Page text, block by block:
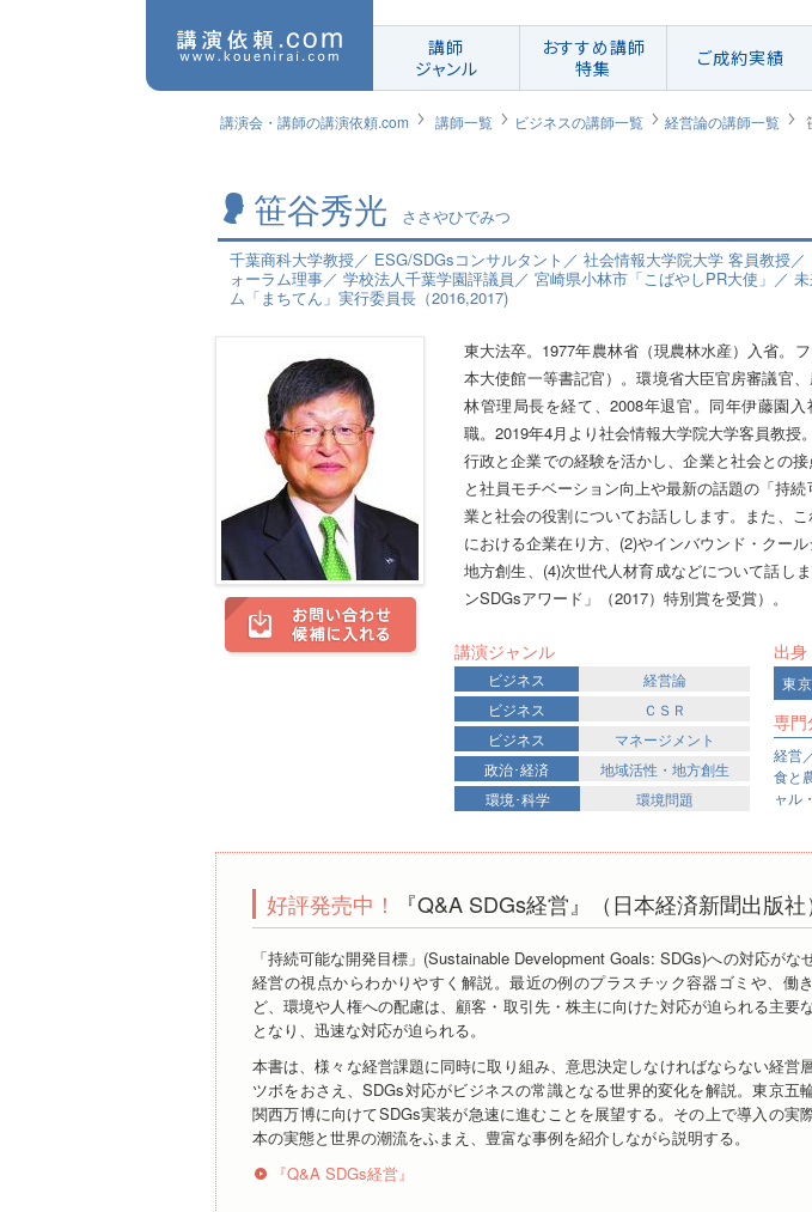
講師
ジャンル
おすすめ講師
特集
ご成約実績
講演会・講師の講演依頼.com 講師一覧 ビジネスの講師一覧 経営論の講師一覧
笹谷秀光 ささやひでみつ
千葉商科大学教授／ ESG/SDGsコンサルタント／ 社会情報大学院大学 客員教授
ォーラム理事／ 学校法人千葉学園評議員／ 宮崎県小林市「こばやしPR大使」／
ム「まちてん」実行委員長（2016,2017)
東大法卒。1977年農林省（現農林水産）入省。
本大使館一等書記官）。環境省大臣官房審議官
林管理局長を経て、2008年退官。同年伊藤園
職。2019年4月より社会情報大学院大学客員教授。
行政と企業での経験を活かし、企業と社会との
と社員モチベーション向上や最新の話題の「持
業と社会の役割についてお話しします。また、
における企業在り方、(2)やインバウンド・クー
地方創生、(4)次世代人材育成などについて話し
ンSDGsアワード」（2017）特別賞を受賞）。
講演ジャンル
ビジネス
経営論
ビジネス
ＣＳＲ
ビジネス
マネージメント
政治･経済
地域活性・地方創生
環境･科学
環境問題
出身
東
専門
経営
食と
ャル
好評発売中！ 『Q&A SDGs経営』（日本経済新聞出版社
「持続可能な開発目標」(Sustainable Development Goals: SDGs)への対応がなぜ
経営の視点からわかりやすく解説。最近の例のプラスチック容器ゴミや、働
ど、環境や人権への配慮は、顧客・取引先・株主に向けた対応が迫られる主要
となり、迅速な対応が迫られる。
本書は、様々な経営課題に同時に取り組み、意思決定しなければならない経営
ツボをおさえ、SDGs対応がビジネスの常識となる世界的変化を解説。東京五
関西万博に向けてSDGs実装が急速に進むことを展望する。その上で導入の実
本の実態と世界の潮流をふまえ、豊富な事例を紹介しながら説明する。
『Q&A SDGs経営』